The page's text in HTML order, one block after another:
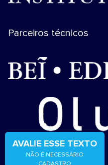
AVALIE ESSE TEXTO
NÃO É NECESSÁRIO
Parceiros técnicos